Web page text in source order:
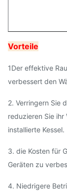
Vorteile
1Der effektive
verbessert den
2. Verringern Sie
reduzieren Sie
installierte Kessel.
3. die Kosten für
Geräten zu
4. Niedrigere